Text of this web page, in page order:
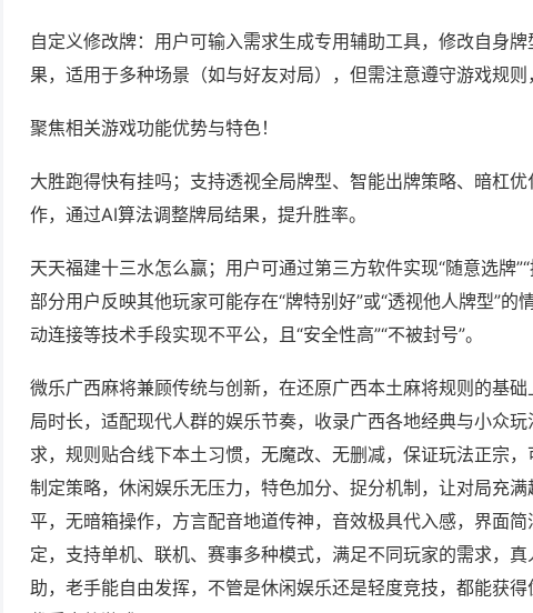
自定义修改牌：用户可输入需求生成专用辅助工具，修改自身
果，适用于多种场景（如与好友对局），但需注意遵守游戏规则
聚焦相关游戏功能优势与特色！
大胜跑得快有挂吗；支持透视全局牌型、智能出牌策略、暗杠
作，通过AI算法调整牌局结果，提升胜率。
天天福建十三水怎么赢；用户可通过第三方软件实现“随意选牌”“
部分用户反映其他玩家可能存在“牌特别好”或“透视他人牌型”的
动连接等技术手段实现不平公，且“安全性高”“不被封号”。
微乐广西麻将兼顾传统与创新，在还原广西本土麻将规则的基
局时长，适配现代人群的娱乐节奏，收录广西各地经典与小众
求，规则贴合线下本土习惯，无魔改、无删减，保证玩法正宗
制定策略，休闲娱乐无压力，特色加分、捉分机制，让对局充
平，无暗箱操作，方言配音地道传神，音效极具代入感，界面
定，支持单机、联机、赛事多种模式，满足不同玩家的需求，
助，老手能自由发挥，不管是休闲娱乐还是轻度竞技，都能获